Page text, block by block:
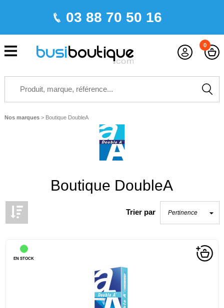
03 88 70 50 16
0
Nos marques > Boutique DoubleA
Boutique DoubleA
Trier par
EN STOCK